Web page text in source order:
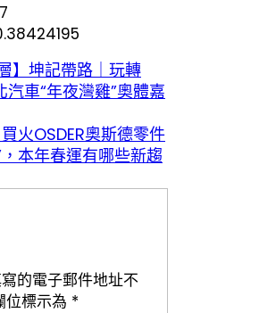
】坤記帶路｜玩轉
汽車“年夜灣雞”奧體嘉
火OSDER奧斯德零件
本年春運有哪些新趨
的電子郵件地址不
位標示為 *